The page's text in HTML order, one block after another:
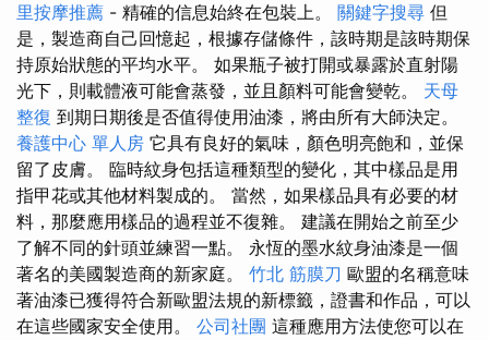
里按摩推薦 - 精確的信息始終在包裝上。 關鍵字搜尋 但
是，製造商自己回憶起，根據存儲條件，該時期是該時期保
持原始狀態的平均水平。 如果瓶子被打開或暴露於直射陽
光下，則載體液可能會蒸發，並且顏料可能會變乾。 天母
整復 到期日期後是否值得使用油漆，將由所有大師決定。
養護中心 單人房 它具有良好的氣味，顏色明亮飽和，並保
留了皮膚。 臨時紋身包括這種類型的變化，其中樣品是用
指甲花或其他材料製成的。 當然，如果樣品具有必要的材
料，那麼應用樣品的過程並不復雜。 建議在開始之前至少
了解不同的針頭並練習一點。 永恆的墨水紋身油漆是一個
著名的美國製造商的新家庭。 竹北 筋膜刀 歐盟的名稱意味
著油漆已獲得符合新歐盟法規的新標籤，證書和作品，可以
在這些國家安全使用。 公司社團 這種應用方法使您可以在